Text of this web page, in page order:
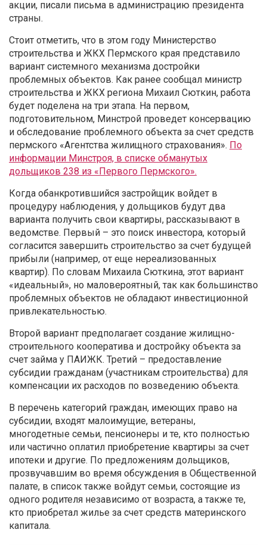
акции, писали письма в администрацию президента
страны.
Стоит отметить, что в этом году Министерство
строительства и ЖКХ Пермского края представило
вариант системного механизма достройки
проблемных объектов. Как ранее сообщал министр
строительства и ЖКХ региона Михаил Сюткин, работа
будет поделена на три этапа. На первом,
подготовительном, Минстрой проведет консервацию
и обследование проблемного объекта за счет средств
пермского «Агентства жилищного страхования». По
информации Минстроя, в списке обманутых
дольщиков 238 из «Первого Пермского».
Когда обанкротившийся застройщик войдет в
процедуру наблюдения, у дольщиков будут два
варианта получить свои квартиры, рассказывают в
ведомстве. Первый – это поиск инвестора, который
согласится завершить строительство за счет будущей
прибыли (например, от еще нереализованных
квартир). По словам Михаила Сюткина, этот вариант
«идеальный», но маловероятный, так как большинство
проблемных объектов не обладают инвестиционной
привлекательностью.
Второй вариант предполагает создание жилищно-
строительного кооператива и достройку объекта за
счет займа у ПАИЖК. Третий – предоставление
субсидии гражданам (участникам строительства) для
компенсации их расходов по возведению объекта.
В перечень категорий граждан, имеющих право на
субсидии, входят малоимущие, ветераны,
многодетные семьи, пенсионеры и те, кто полностью
или частично оплатил приобретение квартиры за счет
ипотеки и другие. По предложениям дольщиков,
прозвучавшим во время обсуждения в Общественной
палате, в список также войдут семьи, состоящие из
одного родителя независимо от возраста, а также те,
кто приобретал жилье за счет средств материнского
капитала.